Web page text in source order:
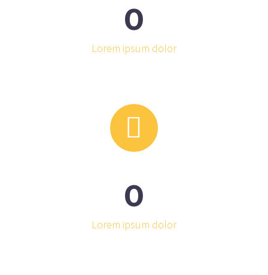
0
Lorem ipsum dolor


0
Lorem ipsum dolor